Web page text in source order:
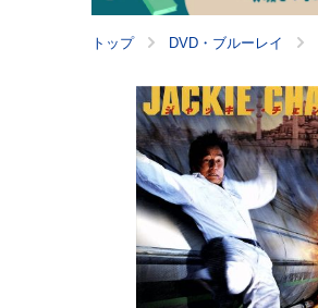
トップ DVD・ブルーレイ